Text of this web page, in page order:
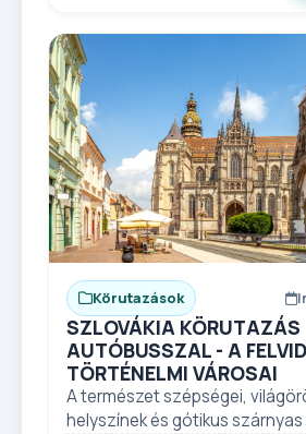
Körutazások
SZLOVÁKIA KÖRUTAZÁS
AUTÓBUSSZAL - A
TÖRTÉNELMI VÁROSAI
A természet szépségei,
helyszínek és gótikus